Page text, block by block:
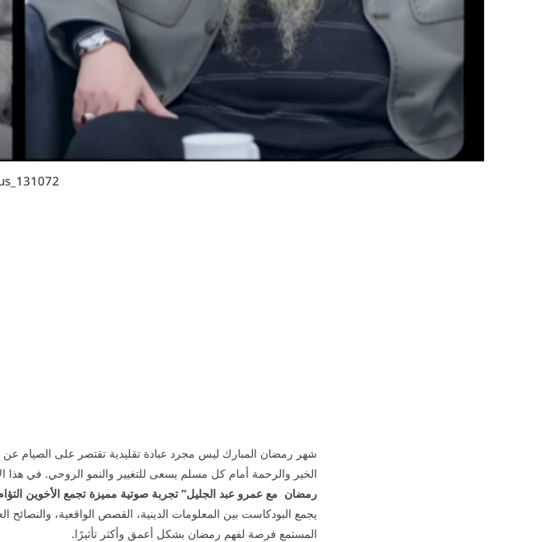
شهر رمضان المبارك ليس مجرد عبادة تقليدية تقتصر على الصيام
الخير والرحمة أمام كل مسلم يسعى للتغيير والنمو الروحي. في هذا
رمضان مع عمرو عبد الجليل” تجربة صوتية مميزة تجمع الأخوين
يجمع البودكاست بين المعلومات الدينية، القصص الواقعية، والنصائح
المستمع فرصة لفهم رمضان بشكل أعمق وأكثر تأثيرًا.